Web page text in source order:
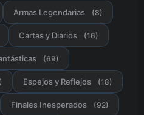
Armas Legendarias (8)
Cartas y Diarios (16)
(69)
Espejos y Reflejos (18)
Finales Inesperados (92)